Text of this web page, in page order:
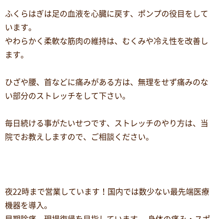
ふくらはぎは足の血液を心臓に戻す、ポンプの役目をして
います。
やわらかく柔軟な筋肉の維持は、むくみや冷え性を改善し
ます。
ひざや腰、首などに痛みがある方は、無理をせず痛みのな
い部分のストレッチをして下さい。
毎日続ける事がたいせつです、ストレッチのやり方は、当
院でお教えしますので、ご相談ください。
夜22時まで営業しています！国内では数少ない最先端医療
機器を導入。